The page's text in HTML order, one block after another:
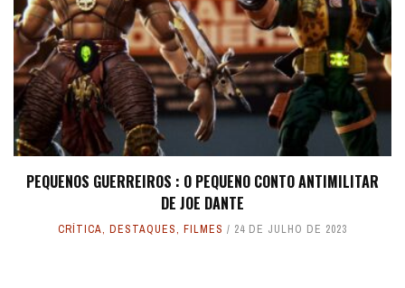
PEQUENOS GUERREIROS : O PEQUENO CONTO ANTIMILITAR
DE JOE DANTE
CRÍTICA, DESTAQUES, FILMES 24 DE JULHO DE 2023